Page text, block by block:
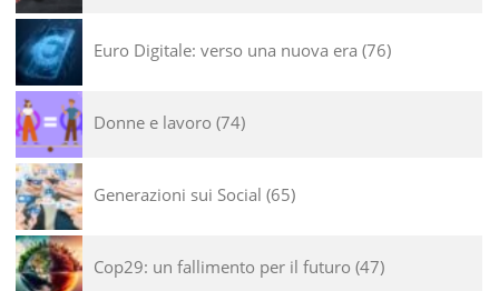
Euro Digitale: verso una nuova era 76
Donne e lavoro 74
Generazioni sui Social 65
Cop29: un fallimento per il futuro 47